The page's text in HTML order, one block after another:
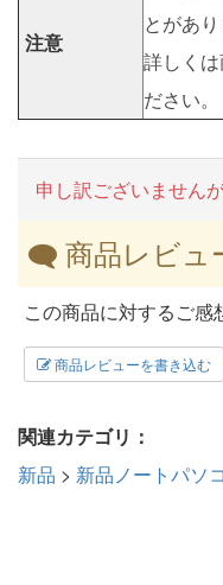
注意
とがあり
詳しく
ださい。
申し訳ございません
商品レビュ
この商品に対するご感
商品レビューを書き込む
関連カテゴリ：
新品 > 新品ノートパソ